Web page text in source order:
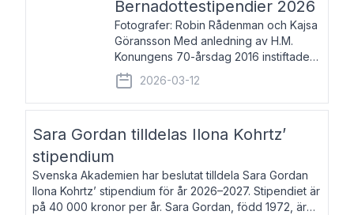
Bernadottestipendier 2026
Fotografer: Robin Rådenman och Kajsa
Göransson Med anledning av H.M.
Konungens 70-årsdag 2016 instiftade
fem av de kungliga akademierna det så
kallade Bernadotteprogrammet med
syfte att genom stipendier erbjuda stöd
2026-03-12
Sara Gordan tilldelas Ilona Kohrtz’
stipendium
Svenska Akademien har beslutat tilldela Sara Gordan
Ilona Kohrtz’ stipendium för år 2026–2027. Stipendiet är
på 40 000 kronor per år. Sara Gordan, född 1972, är